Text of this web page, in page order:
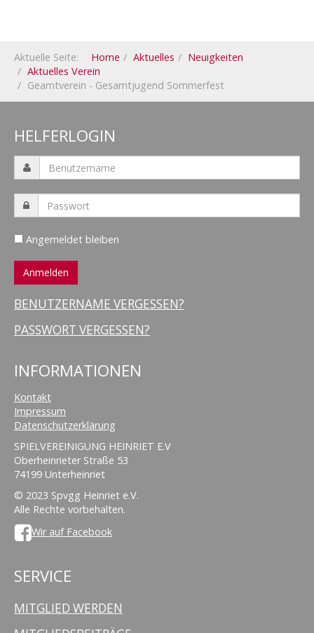
Aktuelle Seite: Home Aktuelles
Neuigkeiten
Aktuelles Verein
Geamtverein - Gesamtjugend Sommerfest
HELFERLOGIN
Angemeldet bleiben
BENUTZERNAME VERGESSEN?
PASSWORT VERGESSEN?
INFORMATIONEN
Kontakt
Impressum
Datenschutzerklärung
SPIELVEREINIGUNG HEINRIET E.V
Oberheinrieter Straße 53
74199 Unterheinriet
© 2023 Spvgg Heinriet e.V.
Alle Rechte vorbehalten.
Wir auf Facebook
SERVICE
MITGLIED WERDEN